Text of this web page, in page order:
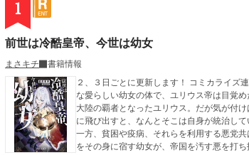
1
前世は冷酷皇帝、今世は幼女
まさキチ
書籍情報
２、３日ごとに更新します！ コミカライズ連載中！ ――ひれ伏せ、クズ共よ。 銀髪に青翡翠の
な愛らしい幼女の体で、ユリウス帝は目覚
大陸の覇者となったユリウス。だが気が付
に飛び出すと、なんとそこは自身が統治し
一方、貧困や疫病、それらを利用する悪党
をその身に宿す幼女が、帝国を汚す悪を打